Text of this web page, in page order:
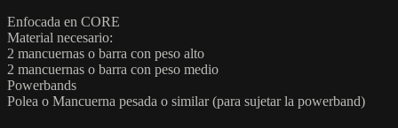
Enfocada en CORE
Material necesario:
2 mancuernas o barra con peso alto
2 mancuernas o barra con peso medio
Powerbands
Polea o Mancuerna pesada o similar (para sujetar la powerband)